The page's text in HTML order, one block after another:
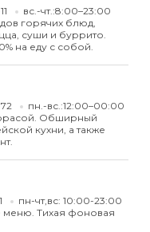
вс.-чт.:8:00–23:00
горячих блюд,
суши и буррито.
на еду с собой.
пн.-вс.:12:00–00:00
Обширный
кухни, а также
пн-чт,вс: 10:00-23:00
меню. Тихая фоновая